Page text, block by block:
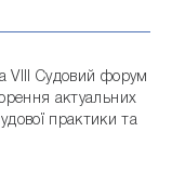
VІІІ Судовий форум
актуальних
практики та